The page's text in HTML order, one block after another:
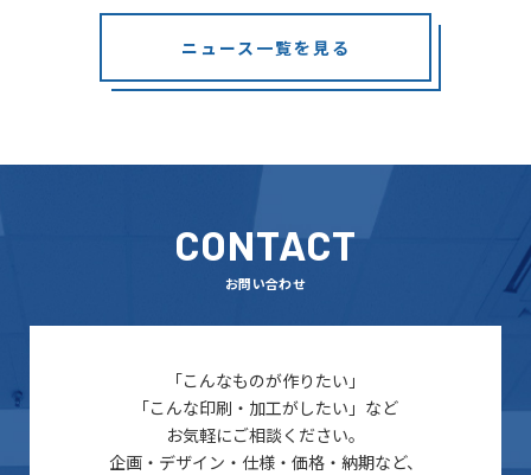
ニュース一覧を見る
CONTACT
お問い合わせ
「こんなものが作りたい」
「こんな印刷・加工がしたい」など
お気軽にご相談ください。
企画・デザイン・仕様・価格・納期など、